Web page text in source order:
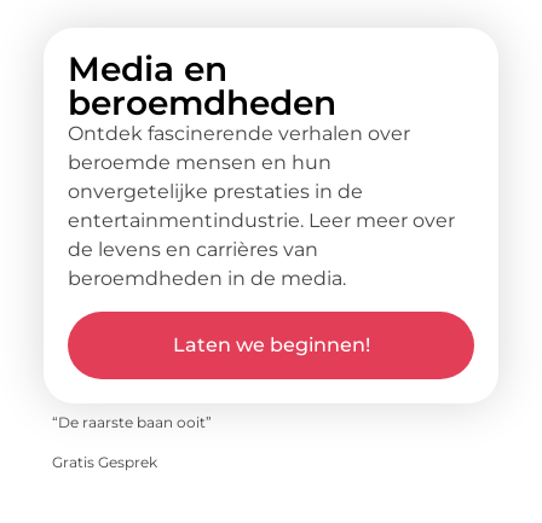
Media en
beroemdheden
Ontdek fascinerende verhalen over
beroemde mensen en hun
onvergetelijke prestaties in de
entertainmentindustrie. Leer meer over
de levens en carrières van
beroemdheden in de media.
Laten we beginnen!
“De raarste baan ooit”
Gratis Gesprek